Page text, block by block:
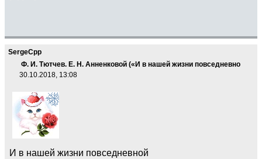
SergeCpp
Ф. И. Тютчев. Е. Н. Анненковой («И в нашей жизни повседневно
30.10.2018, 13:08
И в нашей жизни повседневной